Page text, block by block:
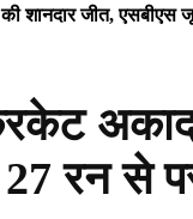
शानदार जीत, एसबीएस
रन से